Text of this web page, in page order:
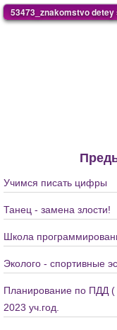
53473_znakomstvo
Учимся писать цифры
Танец - замена злости!
Школа
Эколого - спортивные
Планирование по ПДД
2023 уч.год.